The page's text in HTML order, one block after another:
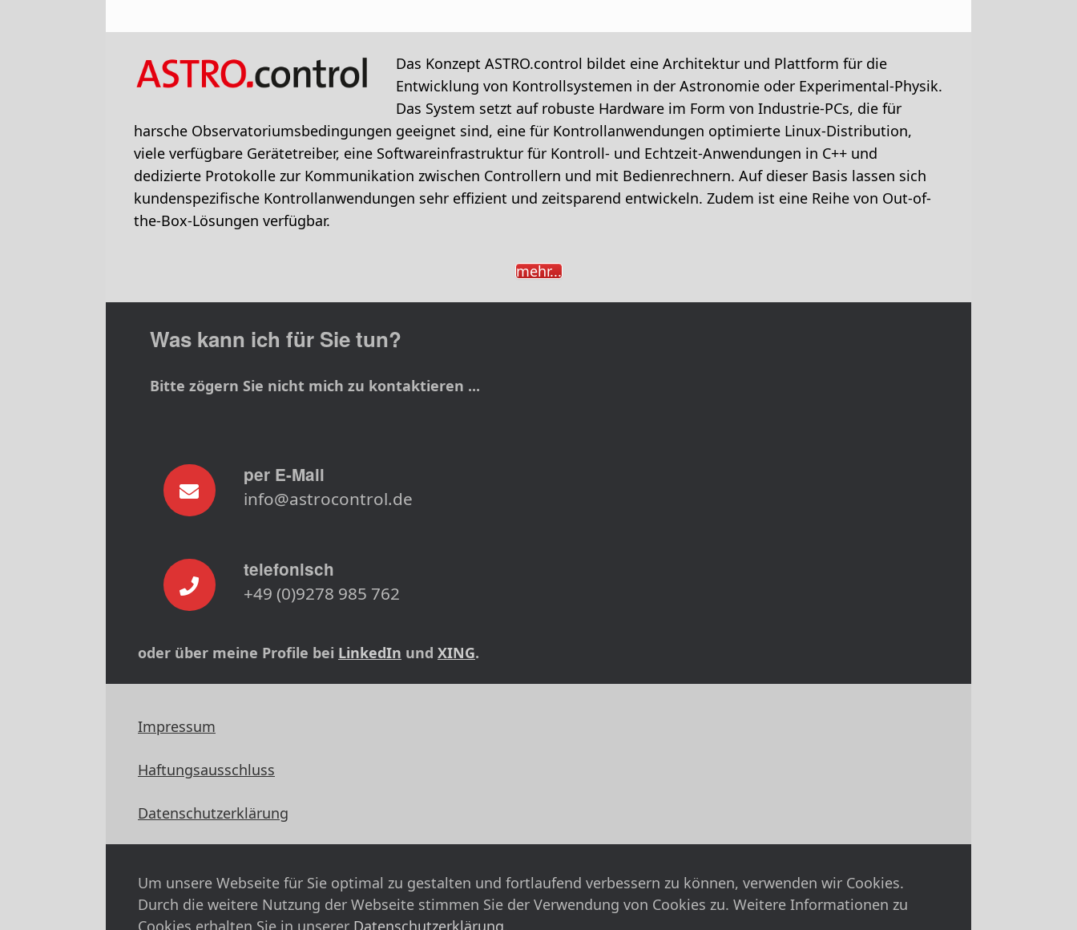
Das Konzept ASTRO.control bildet eine Architektur und Plattform für die
Entwicklung von Kontrollsystemen in der Astronomie oder Experimental-Physik.
Das System setzt auf robuste Hardware im Form von Industrie-PCs, die für
harsche Observatoriumsbedingungen geeignet sind, eine für Kontrollanwendungen optimierte Linux-Distribution,
viele verfügbare Gerätetreiber, eine Softwareinfrastruktur für Kontroll- und Echtzeit-Anwendungen in C++ und
dedizierte Protokolle zur Kommunikation zwischen Controllern und mit Bedienrechnern. Auf dieser Basis lassen sich
kundenspezifische Kontrollanwendungen sehr effizient und zeitsparend entwickeln. Zudem ist eine Reihe von Out-of-
the-Box-Lösungen verfügbar.
mehr...
Was kann ich für Sie tun?
Bitte zögern Sie nicht mich zu kontaktieren ...
per E-Mail
info@astrocontrol.de
telefonisch
+49 (0)9278 985 762
oder über meine Profile bei LinkedIn und XING.
Impressum
Haftungsausschluss
Datenschutzerklärung
Um unsere Webseite für Sie optimal zu gestalten und fortlaufend verbessern zu können, verwenden wir Cookies.
Durch die weitere Nutzung der Webseite stimmen Sie der Verwendung von Cookies zu. Weitere Informationen zu
Cookies erhalten Sie in unserer Datenschutzerklärung